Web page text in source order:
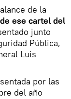
de la
ese cartel del
junto
Pública,
Luis
por las
del año